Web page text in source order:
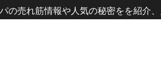
の売れ筋情報や人気の秘密をを紹介